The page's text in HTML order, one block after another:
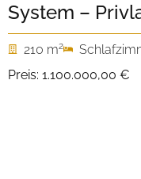
System –
210 m2
Preis: 1.100.000,00 €